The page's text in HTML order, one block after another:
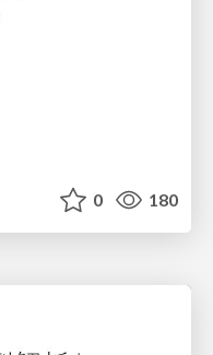
0 180